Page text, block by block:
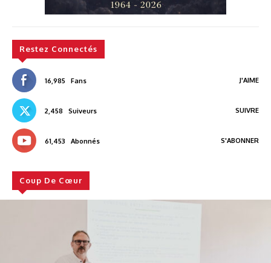
Restez Connectés
16,985 Fans J'AIME
2,458 Suiveurs SUIVRE
61,453 Abonnés S'ABONNER
Coup De Cœur